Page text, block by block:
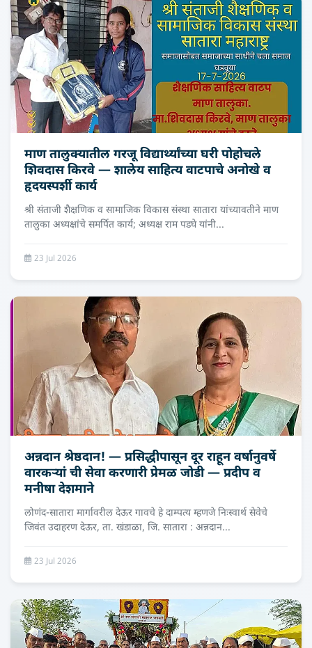
माण तालुक्यातील गरजू विद्यार्थ्यांच्या घरी पोहोचले
शिवदास किरवे — शालेय साहित्य वाटपाचे अनोखे व
हृदयस्पर्शी कार्य
श्री संताजी शैक्षणिक व सामाजिक विकास संस्था सातारा यांच्यावतीने माण
तालुका अध्यक्षांचे समर्पित कार्य; अध्यक्ष राम पडघे यांनी...
23 Jul 2026
अन्नदान श्रेष्ठदान! — प्रसिद्धीपासून दूर राहून वर्षानुवर्षे
वारकऱ्यां ची सेवा करणारी प्रेमळ जोडी — प्रदीप व
मनीषा देशमाने
लोणंद-सातारा मार्गावरील देऊर गावचे हे दाम्पत्य म्हणजे निःस्वार्थ सेवेचे
जिवंत उदाहरण देऊर, ता. खंडाळा, जि. सातारा : अन्नदान...
23 Jul 2026